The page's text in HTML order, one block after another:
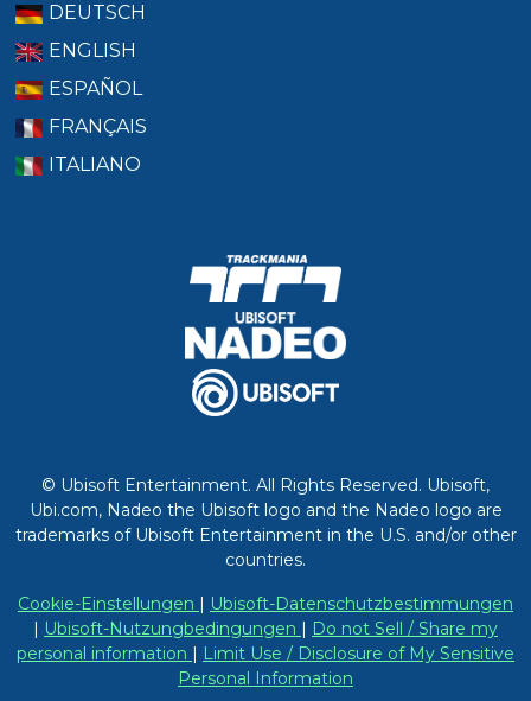
DEUTSCH
ENGLISH
ESPAÑOL
FRANÇAIS
ITALIANO
© Ubisoft Entertainment. All Rights Reserved. Ubisoft,
Ubi.com, Nadeo the Ubisoft logo and the Nadeo logo are
trademarks of Ubisoft Entertainment in the U.S. and/or other
countries.
Cookie-Einstellungen | Ubisoft-Datenschutzbestimmungen
| Ubisoft-Nutzungbedingungen | Do not Sell / Share my
personal information | Limit Use / Disclosure of My Sensitive
Personal Information